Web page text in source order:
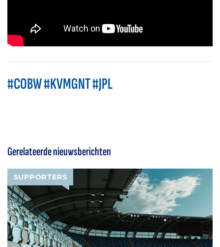
#COBW #KVMGNT #JPL
Gerelateerde nieuwsberichten
SUPPORTERS